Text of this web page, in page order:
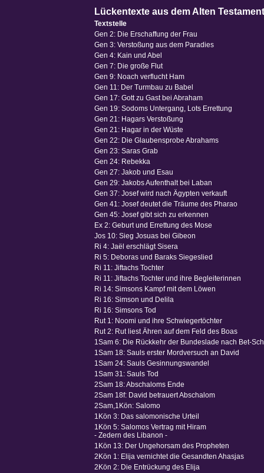
Lückentexte aus dem Alten Testament
Textstelle
Gen 2: Die Erschaffung der Frau
Gen 3: Verstoßung aus dem Paradies
Gen 4: Kain und Abel
Gen 7: Die große Flut
Gen 9: Noach verflucht Ham
Gen 11: Der Turmbau zu Babel
Gen 17: Gott zu Gast bei Abraham
Gen 19: Sodoms Untergang, Lots Errettung
Gen 21: Hagars Verstoßung
Gen 21: Hagar in der Wüste
Gen 22: Die Glaubensprobe Abrahams
Gen 23: Saras Grab
Gen 24: Rebekka
Gen 27: Jakob und Esau
Gen 29: Jakobs Aufenthalt bei Laban
Gen 37: Josef wird nach Ägypten verkauft
Gen 41: Josef deutet die Träume des Pharao
Gen 45: Josef gibt sich zu erkennen
Ex 2: Geburt und Errettung des Mose
Jos 10: Sieg Josuas bei Gibeon
Ri 4: Jaël erschlägt Sisera
Ri 5: Deboras und Baraks Siegeslied
Ri 11: Jiftachs Tochter
Ri 11: Jiftachs Tochter und ihre Begleiterinnen
Ri 14: Simsons Kampf mit dem Löwen
Ri 16: Simson und Delila
Ri 16: Simsons Tod
Rut 1: Noomi und ihre Schwiegertöchter
Rut 2: Rut liest Ähren auf dem Feld des Boas
1Sam 6: Die Rückkehr der Bundeslade nach Bet-
1Sam 18: Sauls erster Mordversuch an David
1Sam 24: Sauls Gesinnungswandel
1Sam 31: Sauls Tod
2Sam 18: Abschaloms Ende
2Sam 18f: David betrauert Abschalom
2Sam,1Kön: Salomo
1Kön 3: Das salomonische Urteil
1Kön 5: Salomos Vertrag mit Hiram
- Zedern des Libanon -
1Kön 13: Der Ungehorsam des Propheten
2Kön 1: Elija vernichtet die Gesandten Ahasjas
2Kön 2: Die Entrückung des Elija